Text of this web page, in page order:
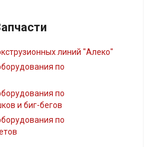
линий "Алеко"
по
по
и биг-бегов
по